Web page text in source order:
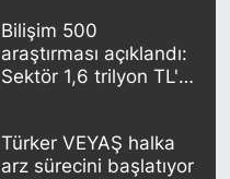
Bilişim 500
araştırması açıklandı:
Sektör 1,6 trilyon TL'lik
Türker VEYAŞ halka
arz sürecini başlatıyor